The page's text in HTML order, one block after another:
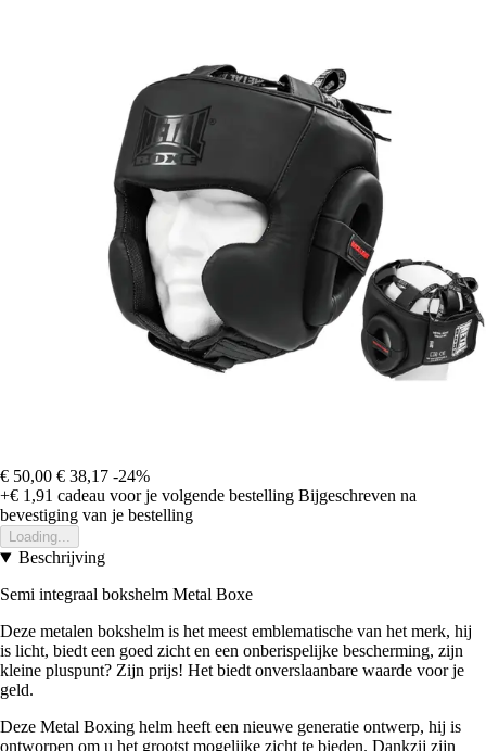
€ 50,00 € 38,17 -24%
+€ 1,91 cadeau voor je volgende bestelling Bijgeschreven na
bevestiging van je bestelling
Loading...
Beschrijving
Semi integraal bokshelm Metal Boxe
Deze metalen bokshelm is het meest emblematische van het merk, hij
is licht, biedt een goed zicht en een onberispelijke bescherming, zijn
kleine pluspunt? Zijn prijs! Het biedt onverslaanbare waarde voor je
geld.
Deze Metal Boxing helm heeft een nieuwe generatie ontwerp, hij is
ontworpen om u het grootst mogelijke zicht te bieden. Dankzij zijn